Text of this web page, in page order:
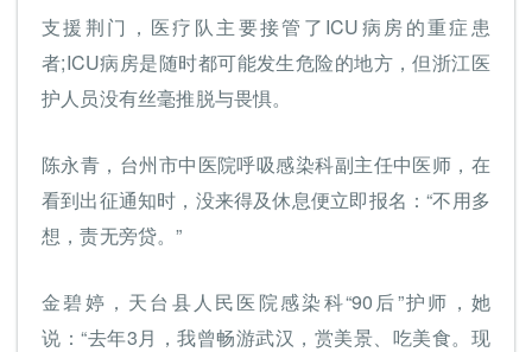
支援荆门，医疗队主要接管了ICU病房的重症患
者;ICU病房是随时都可能发生危险的地方，但浙江医
护人员没有丝毫推脱与畏惧。
陈永青，台州市中医院呼吸感染科副主任中医师，在
看到出征通知时，没来得及休息便立即报名：“不用多
想，责无旁贷。”
金碧婷，天台县人民医院感染科“90后”护师，她
说：“去年3月，我曾畅游武汉，赏美景、吃美食。现